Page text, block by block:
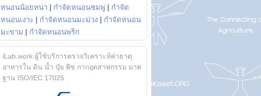
หนอนน้อยหน่า | กำจัดหนอนชมพู่ | กำจัด
หนอนเงาะ | กำจัดหนอนมะม่วง | กำจัดหนอน
มะขาม | กำจัดหนอนพริก
iLab.work ผู้ใช้บริการตรวจวิเคราะห์ค่าธาตุ
อาหารใน ดิน น้ำ ปุ๋ย พืช กากอุตสาหกรรม มาต
ฐาน ISO/IEC 17025